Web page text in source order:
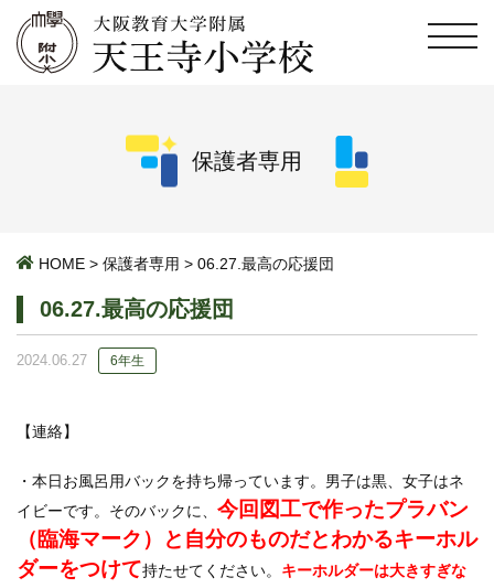
保護者専用
HOME > 保護者専用 > 06.27.最高の応援団
06.27.最高の応援団
2024.06.27 6年生
【連絡】
・本日お風呂用バックを持ち帰っています。男子は黒、女子はネ
イビーです。そのバックに、 今回図工で作ったプラバン
（臨海マーク）と自分のものだとわかるキーホル
ダーをつけて持たせてください。 キーホルダーは大きすぎな